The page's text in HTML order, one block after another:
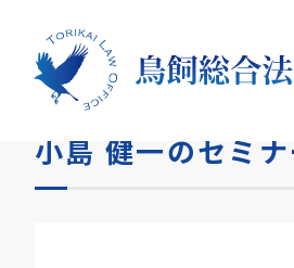
HOME
小島 健一のセミ